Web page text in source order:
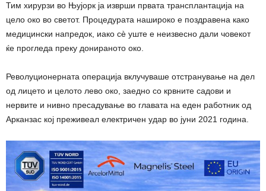
Тим хирурзи во Њујорк ја изврши првата трансплантација на
цело око во светот. Процедурата нашироко е поздравена како
медицински напредок, иако сè уште е неизвесно дали човекот
ќе прогледа преку донираното око.
Револуционерната операција вклучуваше отстранување на дел
од лицето и целото лево око, заедно со крвните садови и
нервите и нивно пресадување во главата на еден работник од
Арканзас кој преживеал електричен удар во јуни 2021 година.